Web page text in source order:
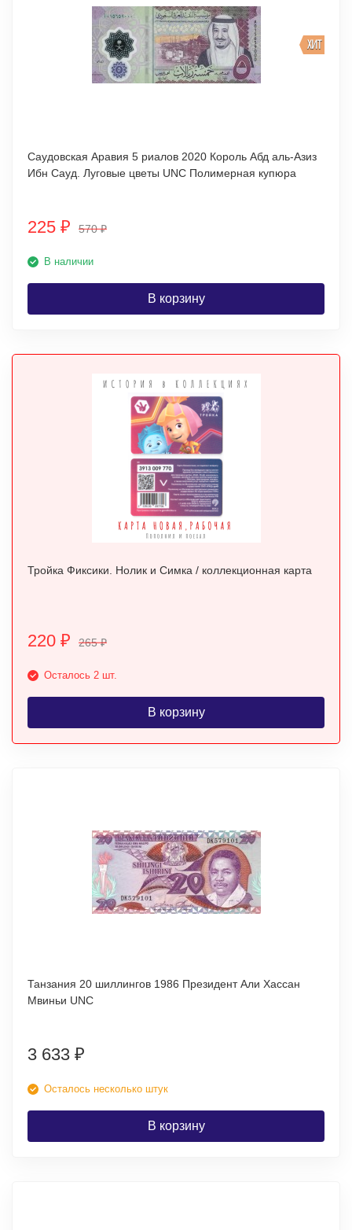
ХИТ
Саудовская Аравия 5 риалов 2020 Король Абд аль-Азиз
Ибн Сауд. Луговые цветы UNC Полимерная купюра
225 ₽ 570₽
В наличии
В корзину
Тройка Фиксики. Нолик и Симка / коллекционная карта
220 ₽ 265₽
Осталось 2 шт.
В корзину
Танзания 20 шиллингов 1986 Президент Али Хассан
Мвиньи UNC
3 633 ₽
Осталось несколько штук
В корзину